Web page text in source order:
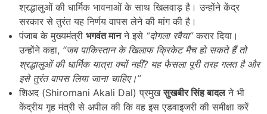
श्रद्धालुओं की धार्मिक भावनाओं के साथ खिलवाड़ है। उन्होंने केंद्र
सरकार से तुरंत यह निर्णय वापस लेने की मांग की है।
पंजाब के मुख्यमंत्री भगवंत मानने इसे “दोगला रवैया”करार दिया।
उन्होंने कहा, “जब पाकिस्तान के खिलाफ क्रिकेट मैच हो सकते हैं तो
श्रद्धालुओं की धार्मिक यात्रा क्यों नहीं? यह फैसला पूरी तरह गलत है और
इसे तुरंत वापस लिया जाना चाहिए।”
शिअद (Shiromani Akali Dal) प्रमुखसुखबीर सिंह बादलने भी
केंद्रीय गृह मंत्री से अपील की कि वह इस एडवाइजरी की समीक्षा करें